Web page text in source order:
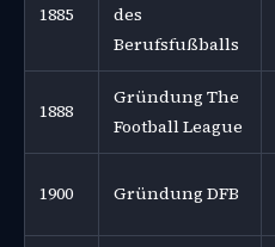
1885
des
Berufsfußballs
1888
Gründung The
Football League
1900 Gründung DFB